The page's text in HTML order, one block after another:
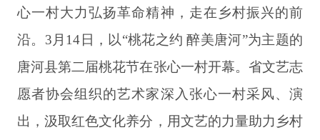
心一村大力弘扬革命精神，走在乡村振兴的前
沿。 3月14日，以“桃花之约 醉美唐河”为主题的
唐河县第二届桃花节在张心一村开幕。省文艺志
愿者协会组织的艺术家深入张心一村采风、演
出，汲取红色文化养分，用文艺的力量助力乡村